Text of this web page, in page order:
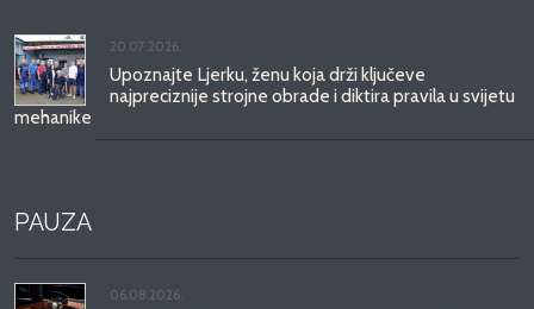
20.07.2026.
Upoznajte Ljerku, ženu koja drži ključeve
najpreciznije strojne obrade i diktira pravila u svijetu
mehanike
PAUZA
06.08.2026.